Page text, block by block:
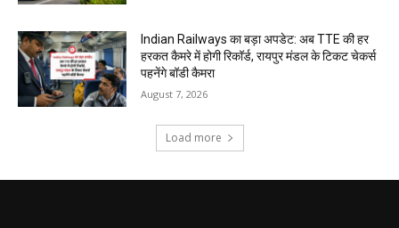
Indian Railways का बड़ा अपडेट: अब TTE की हर
हरकत कैमरे में होगी रिकॉर्ड, रायपुर मंडल के टिकट चेकर्स
पहनेंगे बॉडी कैमरा
August 7, 2026
Load more